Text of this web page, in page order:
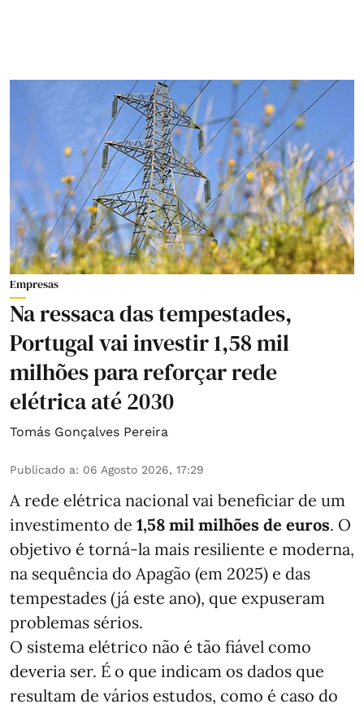
Empresas
Na ressaca das tempestades,
Portugal vai investir 1,58 mil
milhões para reforçar rede
elétrica até 2030
Tomás Gonçalves Pereira
Publicado a: 06 Agosto 2026, 17:29
A rede elétrica nacional vai beneficiar de um
investimento de 1,58 mil milhões de euros. O
objetivo é torná-la mais resiliente e moderna,
na sequência do Apagão (em 2025) e das
tempestades (já este ano), que expuseram
problemas sérios.
O sistema elétrico não é tão fiável como
deveria ser. É o que indicam os dados que
resultam de vários estudos, como é caso do